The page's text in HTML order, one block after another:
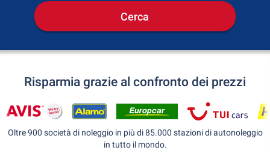
Cerca
Risparmia grazie al confronto dei prezzi
Oltre 900 società di noleggio in più di 85.000 stazioni di autonoleggio
in tutto il mondo.